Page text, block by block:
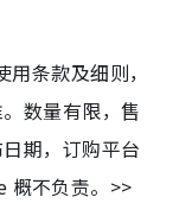
条款及细则，
数量有限，售
期，订购平台
概不负责。>>